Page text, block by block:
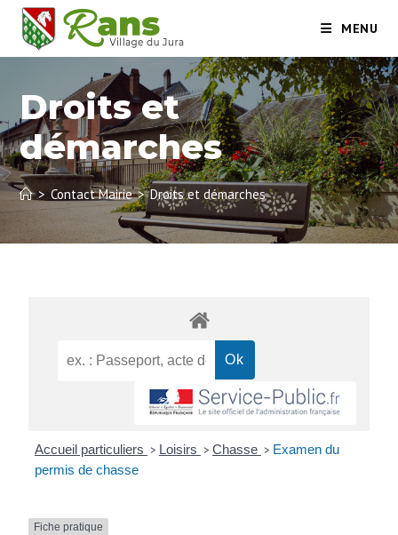
MENU
Droits et
démarches
> Contact Mairie > Droits et démarches
Accueil particuliers > Loisirs > Chasse > Examen du
permis de chasse
Fiche pratique